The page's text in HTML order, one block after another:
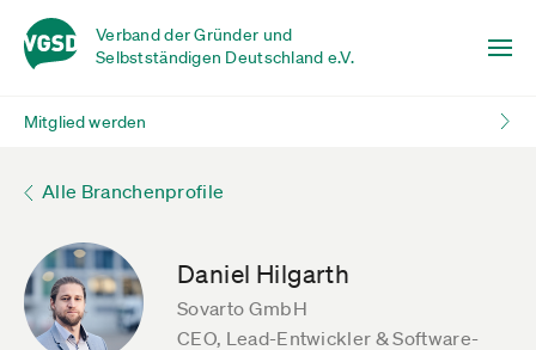
Verband der Gründer und
Selbstständigen Deutschland e.V.
Mitglied werden
Alle Branchenprofile
Daniel Hilgarth
Sovarto GmbH
CEO, Lead-Entwickler & Software-